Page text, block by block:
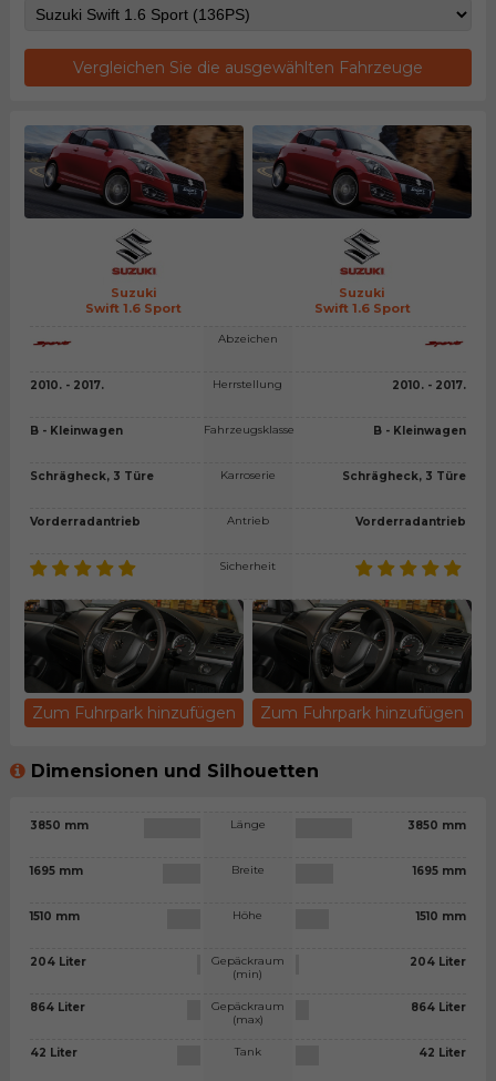
Vergleichen Sie die ausgewählten Fahrzeuge
Suzuki
Swift 1.6 Sport
Suzuki
Swift 1.6 Sport
2010. - 2017.
B - Kleinwagen
Schrägheck, 3 Türe
Vorderradantrieb
Abzeichen
Herrstellung
Fahrzeugsklasse
Karroserie
Antrieb
Sicherheit
2010. - 2017.
B - Kleinwagen
Schrägheck, 3 Türe
Vorderradantrieb
Zum Fuhrpark hinzufügen Zum Fuhrpark hinzufügen
Dimensionen und Silhouetten
3850 mm
1695 mm
1510 mm
204 Liter
864 Liter
42 Liter
Länge
Breite
Höhe
Gepäckraum
(min)
Gepäckraum
(max)
Tank
3850 mm
1695 mm
1510 mm
204 Liter
864 Liter
42 Liter